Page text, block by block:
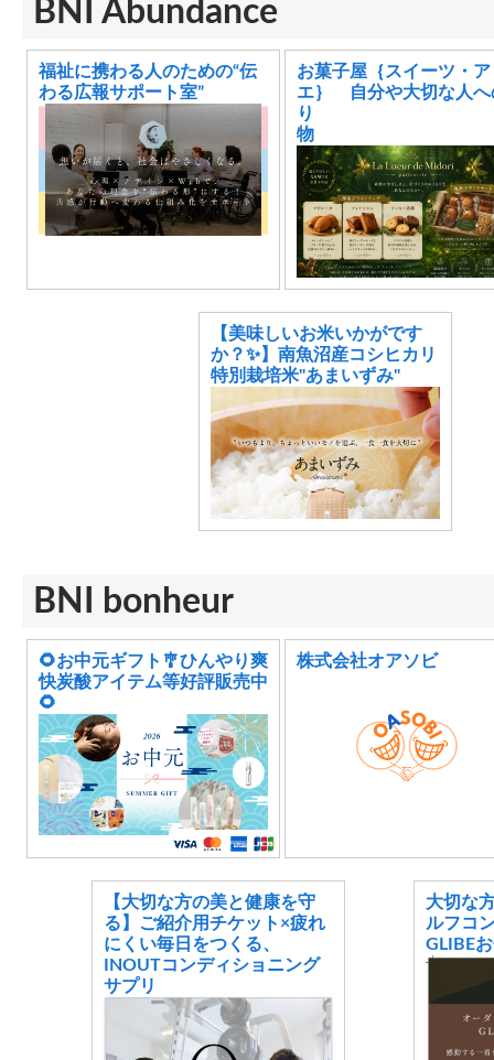
BNI Abundance
福祉に携わる人のための“伝
わる広報サポート室”
お菓子屋｛スイーツ・
エ｝ 自分や大切な人へ
り
【美味しいお米いかがです
か？✨】南魚沼産コシヒカリ
特別栽培米"あまいずみ"
BNI bonheur
🌻お中元ギフト🎐ひんやり爽
快炭酸アイテム等好評販売中
🌻
株式会社オアソビ
【大切な方の美と健康を守
る】ご紹介用チケット×疲れ
にくい毎日をつくる、
INOUTコンディショニング
サプリ
大切な
ルフコ
GLIBE